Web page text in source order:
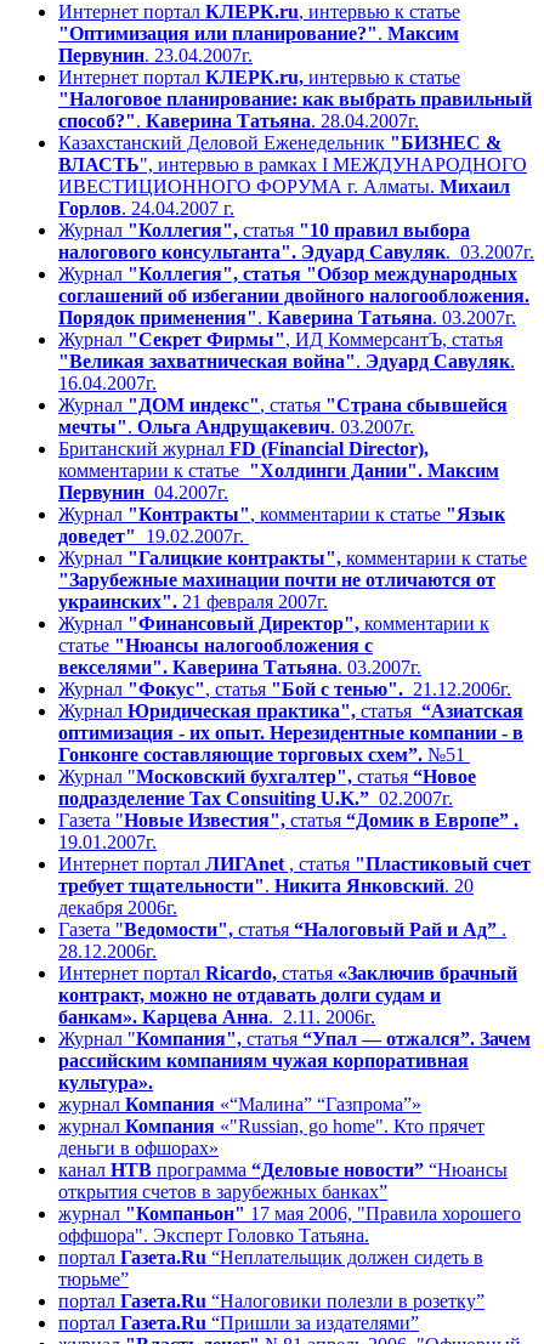
Интернет портал КЛЕРК.ru, интервью к статье
"Оптимизация или планирование?". Максим
Первунин. 23.04.2007г.
Интернет портал КЛЕРК.ru, интервью к статье
"Налоговое планирование: как выбрать правильный
способ?". Каверина Татьяна. 28.04.2007г.
Казахстанский Деловой Еженедельник "БИЗНЕС &
ВЛАСТЬ", интервью в рамках I МЕЖДУНАРОДНОГО
ИВЕСТИЦИОННОГО ФОРУМА г. Алматы. Михаил
Горлов. 24.04.2007 г.
Журнал "Коллегия", статья "10 правил выбора
налогового консультанта". Эдуард Савуляк. 03.2007г.
Журнал "Коллегия", статья "Обзор международных
соглашений об избегании двойного налогообложения.
Порядок применения". Каверина Татьяна. 03.2007г.
Журнал "Секрет Фирмы", ИД КоммерсантЪ, статья
"Великая захватническая война". Эдуард Савуляк.
16.04.2007г.
Журнал "ДОМ индекс", статья "Страна сбывшейся
мечты". Ольга Андрущакевич. 03.2007г.
Британский журнал FD (Financial Director),
комментарии к статье "Холдинги Дании". Максим
Первунин 04.2007г.
Журнал "Контракты", комментарии к статье "Язык
доведет"
19.02.2007г.
Журнал "Галицкие контракты", комментарии к статье
"Зарубежные махинации почти не отличаются от
украинских". 21 февраля 2007г.
Журнал "Финансовый Директор", комментарии к
статье "Нюансы налогообложения с
векселями". Каверина Татьяна. 03.2007г.
Журнал "Фокус", статья "Бой с тенью". 21.12.2006г.
Журнал Юридическая практика", статья “Азиатская
оптимизация - их опыт. Нерезидентные компании - в
Гонконге составляющие торговых схем”. №51
Журнал "Московский бухгалтер", статья “Новое
подразделение Tax Consuiting U.K.” 02.2007г.
Газета "Новые Известия", статья “Домик в Европе” .
19.01.2007г.
Интернет портал ЛИГАnet , статья "Пластиковый счет
требует тщательности". Никита Янковский. 20
декабря 2006г.
Газета "Ведомости", статья “Налоговый Рай и Ад” .
28.12.2006г.
Интернет портал Ricardo, статья «Заключив брачный
контракт, можно не отдавать долги судам и
банкам». Карцева Анна. 2.11. 2006г.
Журнал "Компания", статья “Упал — отжался”. Зачем
рассийским компаниям чужая корпоративная
культура».
журнал Компания «“Малина” “Газпрома”»
журнал Компания «"Russian, go home". Кто прячет
деньги в офшорах»
канал НТВ программа “Деловые новости” “Нюансы
открытия счетов в зарубежных банках”
журнал "Компаньон" 17 мая 2006, "Правила хорошего
оффшора". Эксперт Головко Татьяна.
портал Газета.Ru “Неплательщик должен сидеть в
тюрьме”
портал Газета.Ru “Налоговики полезли в розетку”
портал Газета.Ru “Пришли за издателями”